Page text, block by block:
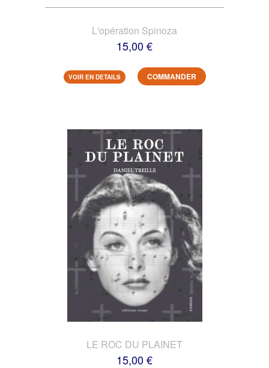
L'opération Spinoza
15,00 €
VOIR EN DETAILS COMMANDER
LE ROC DU PLAINET
15,00 €